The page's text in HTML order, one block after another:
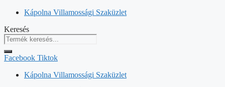
Kilépés
tartalomba
Kápolna Villamossági Szaküzlet
Keresés
Facebook Tiktok
Kápolna Villamossági Szaküzlet